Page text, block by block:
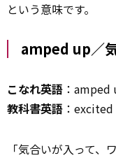
という意味です。
amped up／
こなれ英語 ：amped
教科書英語 ：excited
「気合いが入って、